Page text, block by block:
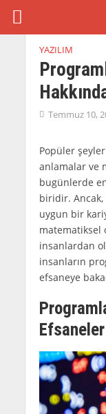
YAZILIM
Temmuz 10,
Popüler
anlamalar ve
bugünlerde
biridir.
uygun bir
matematiksel
insanlardan
insanların
efsaneye
Efsaneler